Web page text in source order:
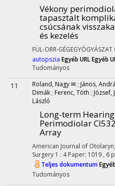
Vékony
tapasztalt
csúcsának
és kezelés
FÜL-ORR-GÉGEGYÓGYÁSZAT
autopszia Egyéb URLEgyéb
Tudományos
11 Roland, Nagy ✉ ; János,
Dimák ; Ferenc, Tóth ; József,
László
Long-term
Perimodiolar
Array
American Journal of
Surgery 1 : 4 Paper: 1019 , 6
Teljes dokumentum
Tudományos